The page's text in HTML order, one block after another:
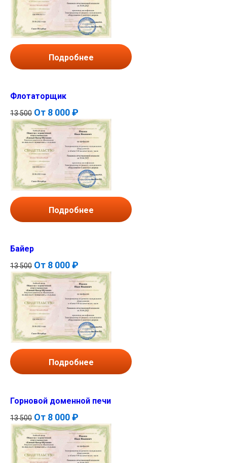
Подробнее
Флотаторщик
13 500 От 8 000 ₽
Подробнее
Байер
13 500 От 8 000 ₽
Подробнее
Горновой доменной печи
13 500 От 8 000 ₽